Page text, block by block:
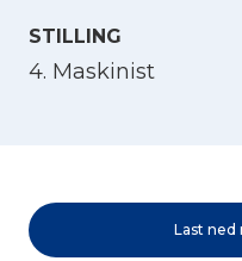
STILLING
4. Maskinist
Last ned
Norsk bokmål